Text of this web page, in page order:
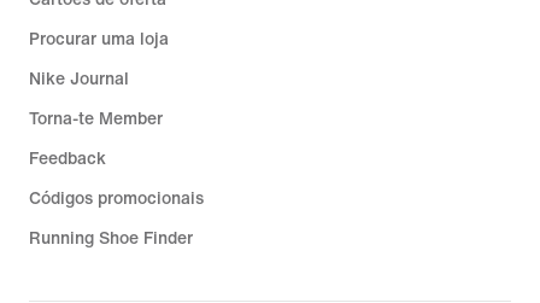
Procurar uma loja
Nike Journal
Torna-te Member
Feedback
Códigos promocionais
Running Shoe Finder